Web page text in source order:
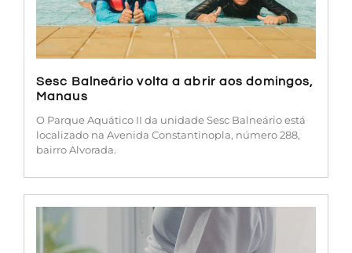
Sesc Balneário volta a abrir aos domingos,
Manaus
O Parque Aquático II da unidade Sesc Balneário está
localizado na Avenida Constantinopla, número 288,
bairro Alvorada.